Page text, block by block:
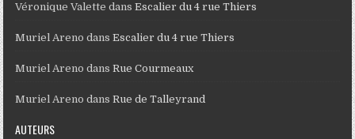
Véronique Valette dansEscalier du 4 rue Thiers
Muriel Areno dansEscalier du 4 rue Thiers
Muriel Areno dansRue Courmeaux
Muriel Areno dansRue de Talleyrand
AUTEURS